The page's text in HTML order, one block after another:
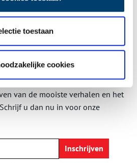
toestaan
cookies
2011
van de mooiste verhalen en het
u dan nu in voor onze